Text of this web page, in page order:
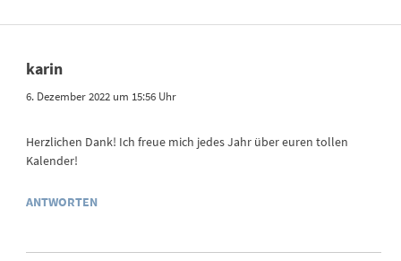
karin
6. Dezember 2022 um 15:56 Uhr
Herzlichen Dank! Ich freue mich jedes Jahr über euren tollen
Kalender!
ANTWORTEN